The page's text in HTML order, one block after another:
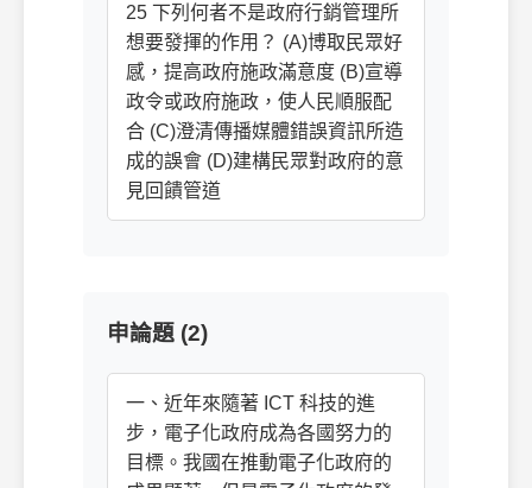
25 下列何者不是政府行銷管理所
想要發揮的作用？ (A)博取民眾好
感，提高政府施政滿意度 (B)宣導
政令或政府施政，使人民順服配
合 (C)澄清傳播媒體錯誤資訊所造
成的誤會 (D)建構民眾對政府的意
見回饋管道
申論題 (2)
一、近年來隨著 ICT 科技的進
步，電子化政府成為各國努力的
目標。我國在推動電子化政府的